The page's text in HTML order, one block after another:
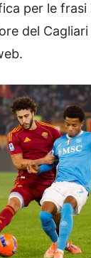
per le frasi
del